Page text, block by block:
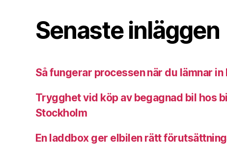
Senaste inläggen
Så fungerar processen när du lämnar
Trygghet vid köp av begagnad bil hos
Stockholm
En laddbox ger elbilen rätt